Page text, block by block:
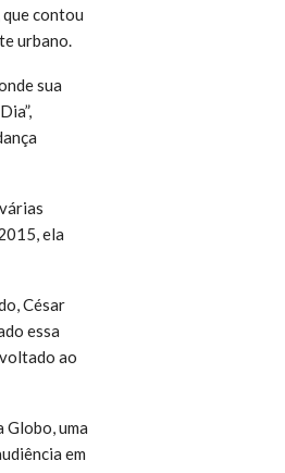
contou
urbano.
sua
ela
César
essa
ao
Globo, uma
em